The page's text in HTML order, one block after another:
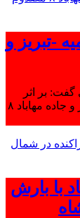
-تبریز و
گفت: بر اثر
بروز دو سانحه تصادف در محور ارومیه- تبریز و جاده مهاباد ۸
با بارش